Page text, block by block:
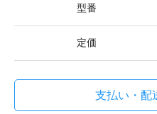
型番
定価
支払い・配